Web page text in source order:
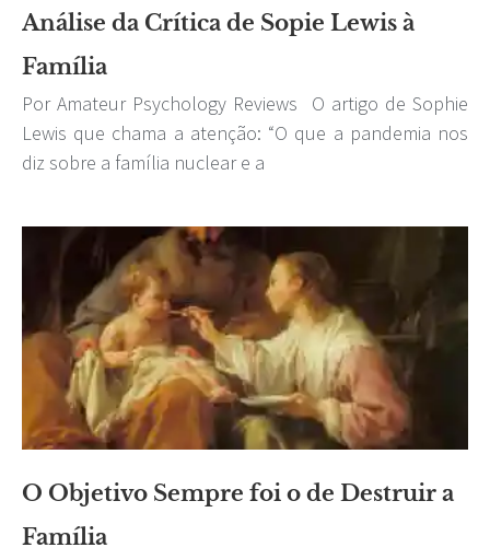
Análise da Crítica de Sopie Lewis à
Família
Por Amateur Psychology Reviews O artigo de Sophie
Lewis que chama a atenção: “O que a pandemia nos
diz sobre a família nuclear e a
O Objetivo Sempre foi o de Destruir a
Família